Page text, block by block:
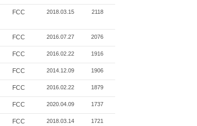
FCC 2018.03.15 2118
FCC 2016.07.27 2076
FCC 2016.02.22 1916
FCC 2014.12.09 1906
FCC 2016.02.22 1879
FCC 2020.04.09 1737
FCC 2018.03.14 1721